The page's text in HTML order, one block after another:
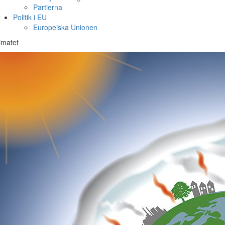
Partierna
Politik i EU
Europeiska Unionen